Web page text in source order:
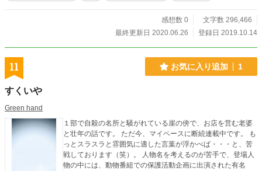
感想数 0
文字数 296,466
最終更新日 2020.06.26
登録日 2019.10.14
11 お気に入り追加 1
すくいや
Green hand
１部で自殺の名所と騒がれている崖の傍で、お店を営む老婆
と壮年の話です。 ただ今、マイペースに断続連載中です。 も
っとスラスラと雰囲気に適した言葉が浮かべば・・・と、苦
戦しております（笑）。 人物名を考えるのが苦手で、登場人
物の中には、動物番組での保護活動企画に出演された有名